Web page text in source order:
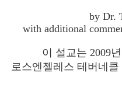
by Dr.
with additional
이 설교는 2009
로스엔젤레스 테버네